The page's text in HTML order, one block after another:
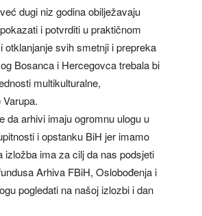
dugi niz godina obilježavaju
i potvrditi u praktičnom
svih smetnji i prepreka
Bosanca i Hercegovca trebala bi
multikulturalne,
da arhivi imaju ogromnu ulogu u
i opstanku BiH jer imamo
izložba ima za cilj da nas podsjeti
Arhiva FBiH, Oslobođenja i
pogledati na našoj izlozbi i dan